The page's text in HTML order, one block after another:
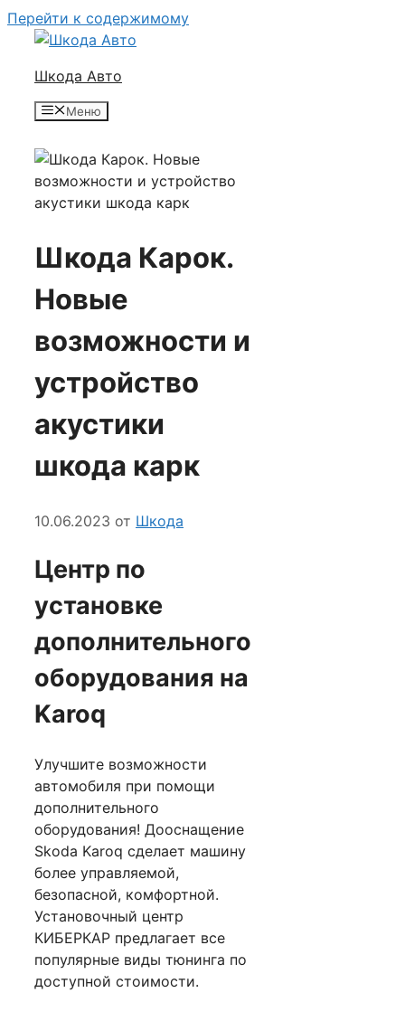
Перейти к содержимому
Шкода Авто
Меню
Шкода Карок.
Новые
возможности и
устройство
акустики
шкода карк
10.06.2023 от Шкода
Центр по
установке
дополнительного
оборудования на
Karoq
Улучшите возможности
автомобиля при помощи
дополнительного
оборудования! Дооснащение
Skoda Karoq сделает машину
более управляемой,
безопасной, комфортной.
Установочный центр
КИБЕРКАР предлагает все
популярные виды тюнинга по
доступной стоимости.